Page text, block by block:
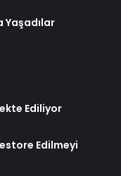
Yaşadılar
Ediliyor
Edilmeyi